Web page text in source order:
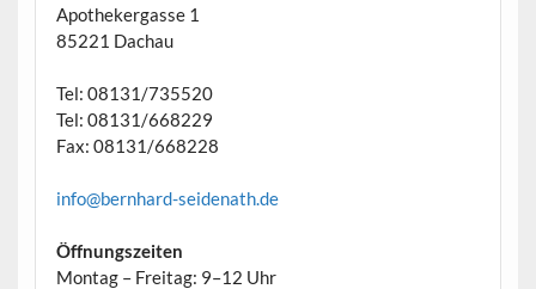
Apothekergasse 1
85221 Dachau
Tel: 08131/735520
Tel: 08131/668229
Fax: 08131/668228
info@bernhard-seidenath.de
Öffnungszeiten
Montag – Freitag: 9–12 Uhr